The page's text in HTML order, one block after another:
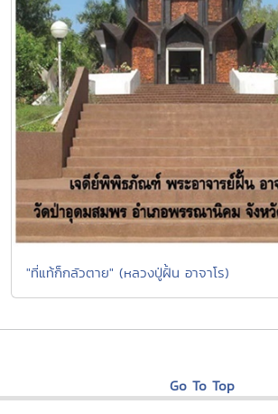
"ที่แท้ก็กลัวตาย" (หลวงปู่ฝั้น อาจาโร)
Go To Top